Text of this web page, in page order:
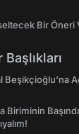
Bir Öneri
Beşikçioğlu'na
Biriminin